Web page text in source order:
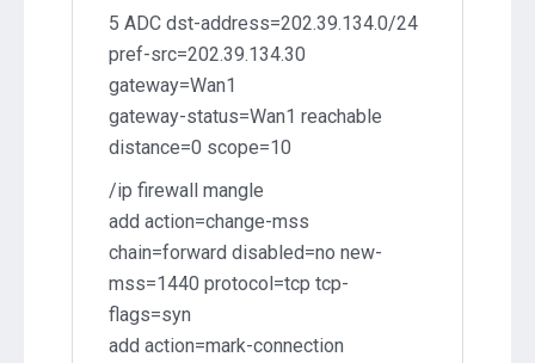
5 ADC dst-address=202.39.134.0/24
pref-src=202.39.134.30
gateway=Wan1
gateway-status=Wan1 reachable
distance=0 scope=10
/ip firewall mangle
add action=change-mss
chain=forward disabled=no new-
mss=1440 protocol=tcp tcp-
flags=syn
add action=mark-connection